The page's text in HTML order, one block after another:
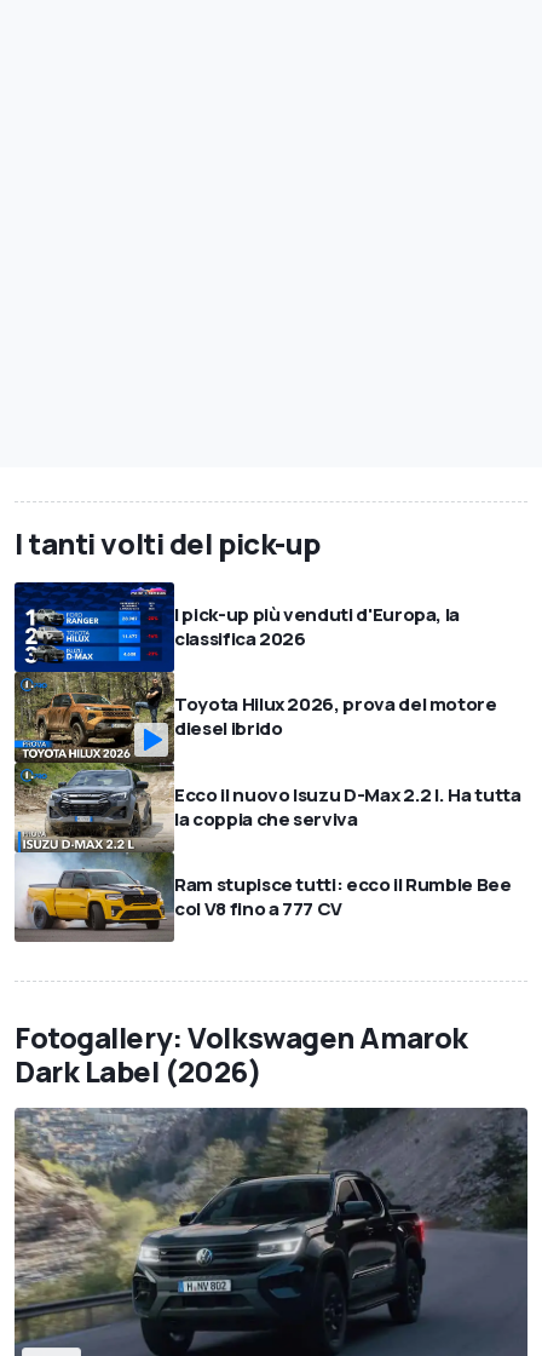
I tanti volti del pick-up
I pick-up più venduti d'Europa, la
classifica 2026
Toyota Hilux 2026, prova del motore
diesel ibrido
Ecco il nuovo Isuzu D-Max 2.2 l. Ha tutta
la coppia che serviva
Ram stupisce tutti: ecco il Rumble Bee
col V8 fino a 777 CV
Fotogallery: Volkswagen Amarok
Dark Label (2026)